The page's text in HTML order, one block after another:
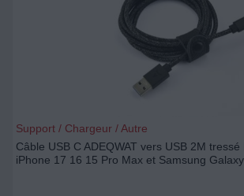
Support / Chargeur / Autre
Câble USB C ADEQWAT vers USB 2M
iPhone 17 16 15 Pro Max et Samsung